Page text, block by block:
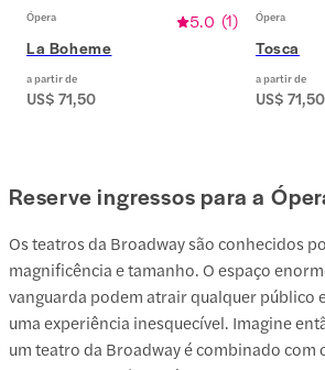
Ópera 5.0 (1)
La Boheme
a partir de
US$ 71,50
Ópera
Tosca
a partir de
US$ 71,50
Reserve ingressos para a
Os teatros da Broadway são conhecidos
magnificência e tamanho. O espaço
vanguarda podem atrair qualquer público
uma experiência inesquecível. Imagine
um teatro da Broadway é combinado com